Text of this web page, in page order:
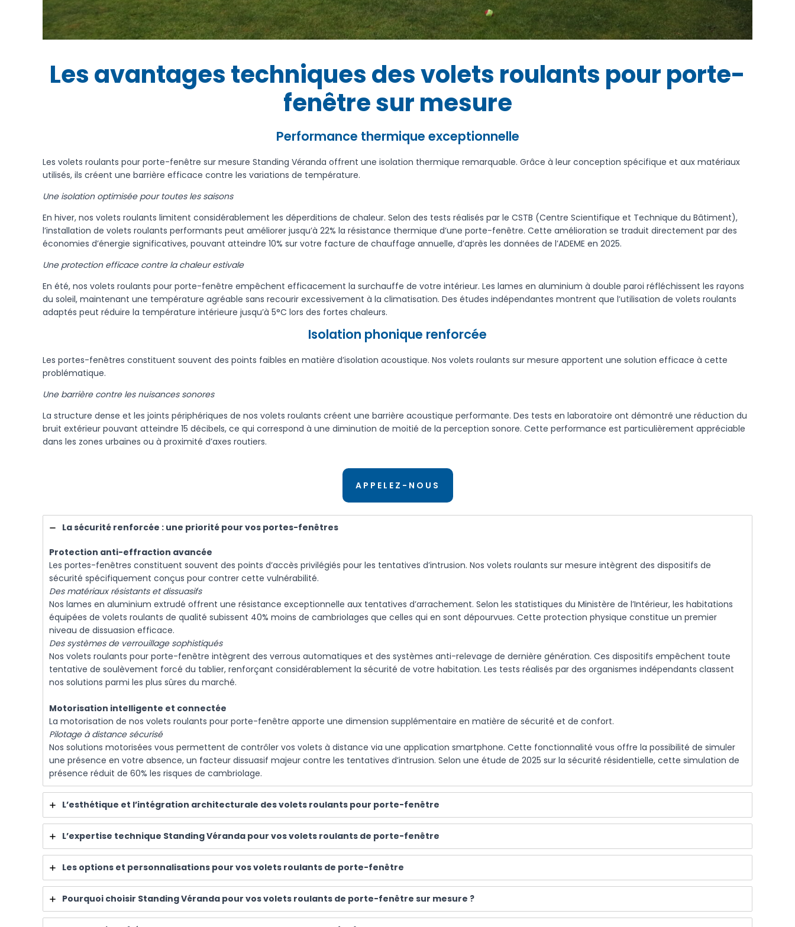
Les avantages techniques des volets roulants pour porte-
fenêtre sur mesure
Performance thermique exceptionnelle
Les volets roulants pour porte-fenêtre sur mesure Standing Véranda offrent une isolation thermique remarquable. Grâce à leur conception spécifique et aux matériaux
utilisés, ils créent une barrière efficace contre les variations de température.
Une isolation optimisée pour toutes les saisons
En hiver, nos volets roulants limitent considérablement les déperditions de chaleur. Selon des tests réalisés par le CSTB (Centre Scientifique et Technique du Bâtiment),
l’installation de volets roulants performants peut améliorer jusqu’à 22% la résistance thermique d’une porte-fenêtre. Cette amélioration se traduit directement par des
économies d’énergie significatives, pouvant atteindre 10% sur votre facture de chauffage annuelle, d’après les données de l’ADEME en 2025.
Une protection efficace contre la chaleur estivale
En été, nos volets roulants pour porte-fenêtre empêchent efficacement la surchauffe de votre intérieur. Les lames en aluminium à double paroi réfléchissent les rayons
du soleil, maintenant une température agréable sans recourir excessivement à la climatisation. Des études indépendantes montrent que l’utilisation de volets roulants
adaptés peut réduire la température intérieure jusqu’à 5°C lors des fortes chaleurs.
Isolation phonique renforcée
Les portes-fenêtres constituent souvent des points faibles en matière d’isolation acoustique. Nos volets roulants sur mesure apportent une solution efficace à cette
problématique.
Une barrière contre les nuisances sonores
La structure dense et les joints périphériques de nos volets roulants créent une barrière acoustique performante. Des tests en laboratoire ont démontré une réduction du
bruit extérieur pouvant atteindre 15 décibels, ce qui correspond à une diminution de moitié de la perception sonore. Cette performance est particulièrement appréciable
dans les zones urbaines ou à proximité d’axes routiers.
APPELEZ-NOUS
La sécurité renforcée : une priorité pour vos portes-fenêtres
Protection anti-effraction avancée
Les portes-fenêtres constituent souvent des points d’accès privilégiés pour les tentatives d’intrusion. Nos volets roulants sur mesure intègrent des dispositifs de
sécurité spécifiquement conçus pour contrer cette vulnérabilité.
Des matériaux résistants et dissuasifs
Nos lames en aluminium extrudé offrent une résistance exceptionnelle aux tentatives d’arrachement. Selon les statistiques du Ministère de l’Intérieur, les habitations
équipées de volets roulants de qualité subissent 40% moins de cambriolages que celles qui en sont dépourvues. Cette protection physique constitue un premier
niveau de dissuasion efficace.
Des systèmes de verrouillage sophistiqués
Nos volets roulants pour porte-fenêtre intègrent des verrous automatiques et des systèmes anti-relevage de dernière génération. Ces dispositifs empêchent toute
tentative de soulèvement forcé du tablier, renforçant considérablement la sécurité de votre habitation. Les tests réalisés par des organismes indépendants classent
nos solutions parmi les plus sûres du marché.
Motorisation intelligente et connectée
La motorisation de nos volets roulants pour porte-fenêtre apporte une dimension supplémentaire en matière de sécurité et de confort.
Pilotage à distance sécurisé
Nos solutions motorisées vous permettent de contrôler vos volets à distance via une application smartphone. Cette fonctionnalité vous offre la possibilité de simuler
une présence en votre absence, un facteur dissuasif majeur contre les tentatives d’intrusion. Selon une étude de 2025 sur la sécurité résidentielle, cette simulation de
présence réduit de 60% les risques de cambriolage.
L’esthétique et l’intégration architecturale des volets roulants pour porte-fenêtre
L’expertise technique Standing Véranda pour vos volets roulants de porte-fenêtre
Les options et personnalisations pour vos volets roulants de porte-fenêtre
Pourquoi choisir Standing Véranda pour vos volets roulants de porte-fenêtre sur mesure ?